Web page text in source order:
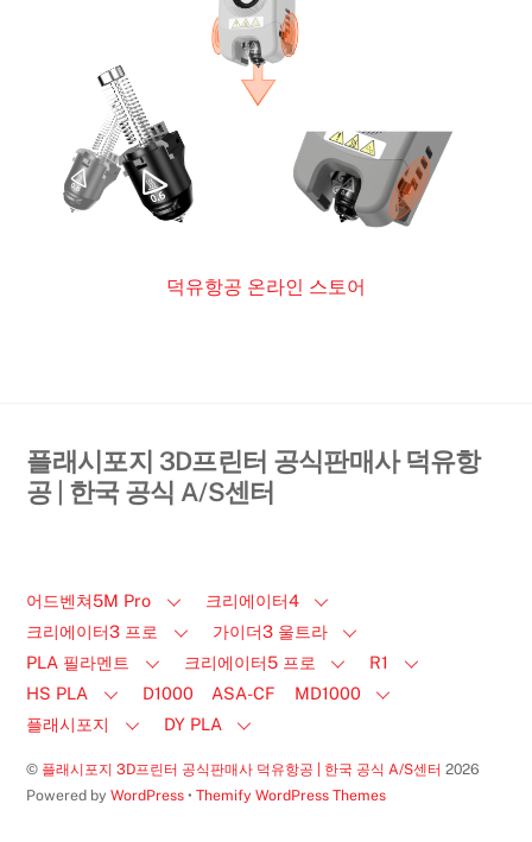
덕유항공 온라인 스토어
플래시포지 3D프린터 공식판매사 덕유항
공 | 한국 공식 A/S센터
어드벤쳐5M Pro
크리에이터4
크리에이터3 프로
가이더3 울트라
PLA 필라멘트
크리에이터5 프로
R1
HS PLA
D1000 ASA-CF
MD1000
플래시포지
DY PLA
© 플래시포지 3D프린터 공식판매사 덕유항공 | 한국 공식 A/S센터 2026
Powered byWordPress •Themify WordPress Themes